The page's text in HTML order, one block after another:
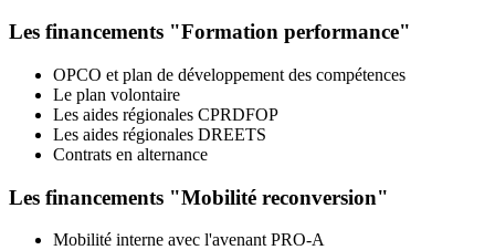
Les financements "Formation performance"
OPCO et plan de développement des compétences
Le plan volontaire
Les aides régionales CPRDFOP
Les aides régionales DREETS
Contrats en alternance
Les financements "Mobilité reconversion"
Mobilité interne avec l'avenant PRO-A